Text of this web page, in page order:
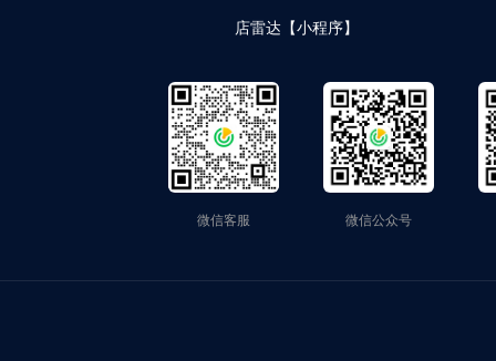
店雷达【小程序】
微信客服 微信公众号